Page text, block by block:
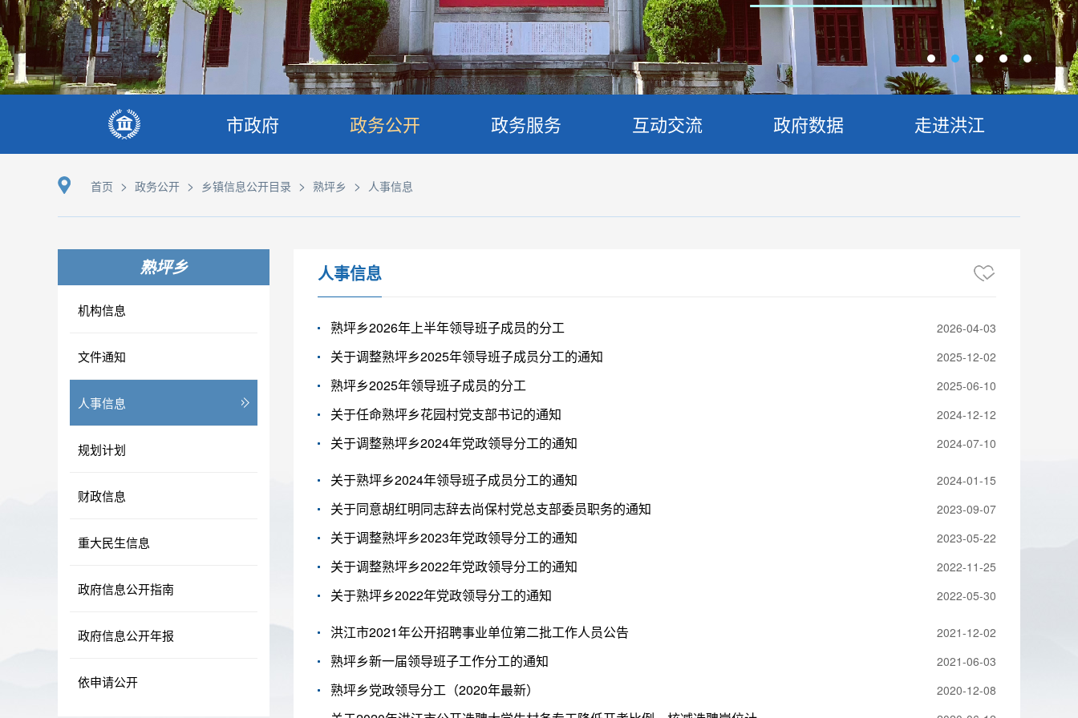
市政府 政务公开 政务服务 互动交流 政府数据 走进洪江
首页 > 政务公开 > 乡镇信息公开目录 > 熟坪乡 > 人事信息
熟坪乡
机构信息
文件通知
人事信息
规划计划
财政信息
重大民生信息
政府信息公开指南
政府信息公开年报
依申请公开
人事信息
熟坪乡2026年上半年领导班子成员的分工 2026-04-03
关于调整熟坪乡2025年领导班子成员分工的通知 2025-12-02
熟坪乡2025年领导班子成员的分工 2025-06-10
关于任命熟坪乡花园村党支部书记的通知 2024-12-12
关于调整熟坪乡2024年党政领导分工的通知 2024-07-10
关于熟坪乡2024年领导班子成员分工的通知 2024-01-15
关于同意胡红明同志辞去尚保村党总支部委员职务的通知 2023-09-07
关于调整熟坪乡2023年党政领导分工的通知 2023-05-22
关于调整熟坪乡2022年党政领导分工的通知 2022-11-25
关于熟坪乡2022年党政领导分工的通知 2022-05-30
洪江市2021年公开招聘事业单位第二批工作人员公告 2021-12-02
熟坪乡新一届领导班子工作分工的通知 2021-06-03
熟坪乡党政领导分工（2020年最新） 2020-12-08